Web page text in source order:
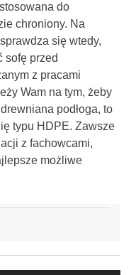
do
chroniony. Na
się wtedy,
sofę przed
z pracami
Wam na tym, żeby
podłoga, to
typu HDPE. Zawsze
z fachowcami,
możliwe